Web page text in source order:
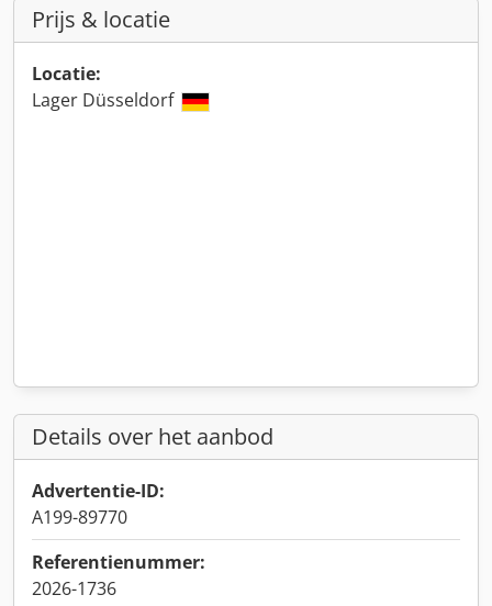
Prijs & locatie
Locatie:
Lager Düsseldorf
Details over het aanbod
Advertentie-ID:
A199-89770
Referentienummer:
2026-1736